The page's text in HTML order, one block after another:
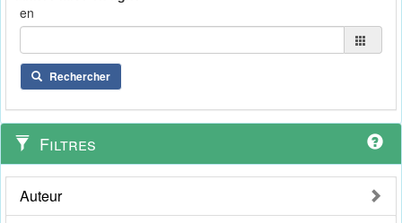
en
Rechercher
Filtres
Auteur